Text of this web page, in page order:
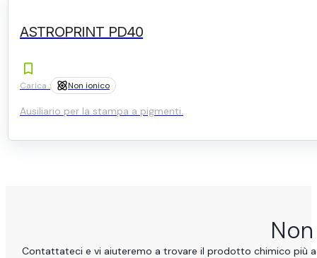
ASTROPRINT PD40
Carica : Non ionico
Ausiliario per la stampa a pigmenti.
Contattateci e vi aiuteremo a trovare il prodotto chimico più